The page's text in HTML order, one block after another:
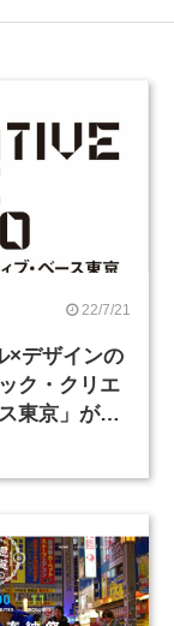
22/7/21
×デザインの
ク・クリエ
東京」が、